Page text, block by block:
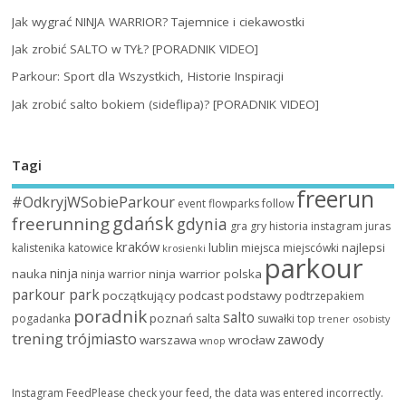
Jak wygrać NINJA WARRIOR? Tajemnice i ciekawostki
Jak zrobić SALTO w TYŁ? [PORADNIK VIDEO]
Parkour: Sport dla Wszystkich, Historie Inspiracji
Jak zrobić salto bokiem (sideflipa)? [PORADNIK VIDEO]
Tagi
#OdkryjWSobieParkour event flowparks followfreerun
freerunninggdańskgdynia gra gry historia instagram juras
kalistenika katowice kraków krosienki lublin miejsca miejscówki najlepsi
nauka ninja ninja warrior ninja warrior polska parkour
parkour parkpoczątkującypodcastpodstawy podtrzepakiem
pogadanka poradnikpoznań salta salto suwałki top trener osobisty
treningtrójmiasto warszawa wnop wrocławzawody
Instagram FeedPlease check your feed, the data was entered incorrectly.